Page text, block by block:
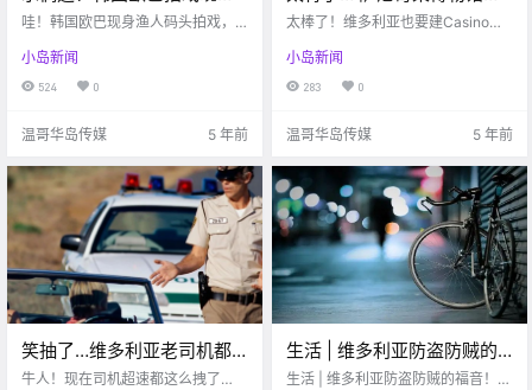
渔人码头！开森，RRU今年
哇！韩国欧巴现身渔人码头拍戏，
吓！DT今早发生车祸，受害人或有
生命危险...好消息，RRU官宣九月将
小岛新闻
524 0
温哥华岛传媒 5 年前
生火灾？！嘘，维多利亚有
太棒了！维多利亚也要建Casino
今天起大火...脑壳疼[DT又发生入室
抢劫案...
小岛新闻
283 0
温哥华岛传媒 5 年前
笑抽了…维多利亚老司机都
是这么飙车求人的嘛？！
牛人！现在司机超速都这么拽了
生活 | 维多利亚防盗防贼的
福音！有了这个App再也不
生活 | 维多利亚防盗防贼的福音！有